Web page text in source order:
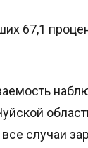
67,1
случаи